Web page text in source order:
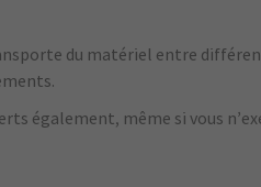
du matériel entre
également, même si vous